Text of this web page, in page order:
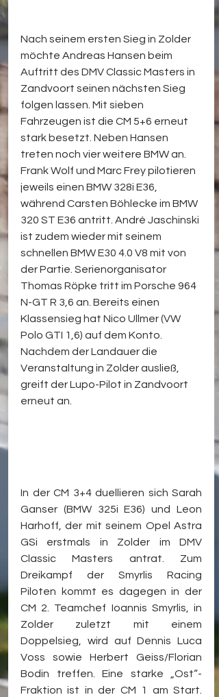
Nach seinem ersten Sieg in Zolder
möchte Andreas Hansen beim
Auftritt des DMV Classic Masters in
Zandvoort seinen nächsten Sieg
folgen lassen. Mit sieben
Fahrzeugen ist die CM 5+6 erneut
stark besetzt. Neben Hansen
treten noch vier weitere BMW an.
Frank Wolf und Marc Frey pilotieren
jeweils einen BMW 328i E36,
während Carsten Böhlecke im BMW
320 ST E36 antritt. André Jaschinski
ist zudem wieder mit seinem
schnellen BMW E30 4.0 V8 mit von
der Partie. Serienorganisator
Thomas Röpke tritt im Porsche 964
N-GT R 3,6 an. Bereits einen
Klassensieg hat Nico Ullmer (VW
Polo GTI 1,6) auf dem Konto.
Nachdem der Landauer die
Veranstaltung in Zolder ausließ,
greift der Lupo-Pilot in Zandvoort
erneut an.
In der CM 3+4 duellieren sich Sarah
Ganser (BMW 325i E36) und Leon
Harhoff, der mit seinem Opel Astra
GSi erstmals in Zolder im DMV
Classic Masters antrat. Zum
Dreikampf der Smyrlis Racing
Piloten kommt es dagegen in der
CM 2. Teamchef Ioannis Smyrlis, in
Zolder zuletzt mit einem
Doppelsieg, wird auf Dennis Luca
Voss sowie Herbert Geiss/Florian
Bodin treffen. Eine starke „Ost“-
Fraktion ist in der CM 1 am Start.